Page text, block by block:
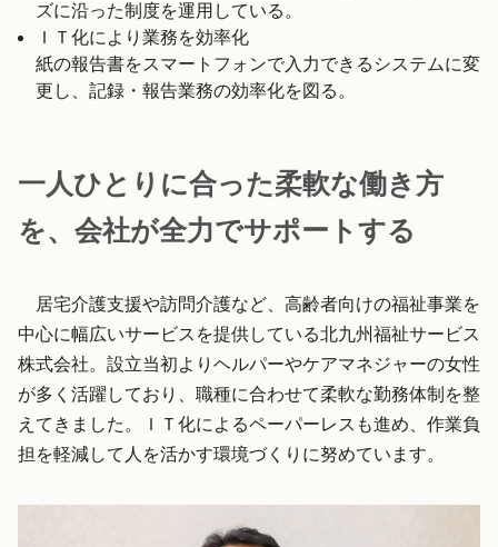
ズに沿った制度を運用している。
ＩＴ化により業務を効率化
紙の報告書をスマートフォンで入力できるシステムに変
更し、記録・報告業務の効率化を図る。
一人ひとりに合った柔軟な働き方
を、会社が全力でサポートする
居宅介護支援や訪問介護など、高齢者向けの福祉事業を
中心に幅広いサービスを提供している北九州福祉サービス
株式会社。設立当初よりヘルパーやケアマネジャーの女性
が多く活躍しており、職種に合わせて柔軟な勤務体制を整
えてきました。ＩＴ化によるペーパーレスも進め、作業負
担を軽減して人を活かす環境づくりに努めています。